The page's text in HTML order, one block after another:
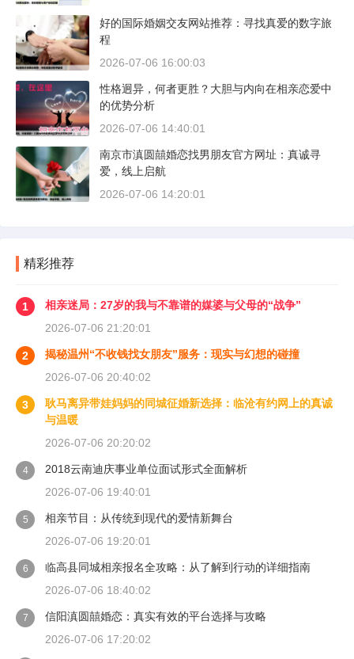
好的国际婚姻交友网站推荐：寻找真爱的数字旅
程
2026-07-06 16:00:03
性格迥异，何者更胜？大胆与内向在相亲恋爱中
的优势分析
2026-07-06 14:40:01
南京市滇圆囍婚恋找男朋友官方网址：真诚寻
爱，线上启航
2026-07-06 14:20:01
精彩推荐
1
相亲迷局：27岁的我与不靠谱的媒婆与父母的“战争”
2026-07-06 21:20:01
2
揭秘温州“不收钱找女朋友”服务：现实与幻想的碰撞
2026-07-06 20:40:02
3
耿马离异带娃妈妈的同城征婚新选择：临沧有约网上的真诚
与温暖
2026-07-06 20:20:02
4
2018云南迪庆事业单位面试形式全面解析
2026-07-06 19:40:01
5
相亲节目：从传统到现代的爱情新舞台
2026-07-06 19:20:01
6
临高县同城相亲报名全攻略：从了解到行动的详细指南
2026-07-06 18:40:02
7
信阳滇圆囍婚恋：真实有效的平台选择与攻略
2026-07-06 17:20:02